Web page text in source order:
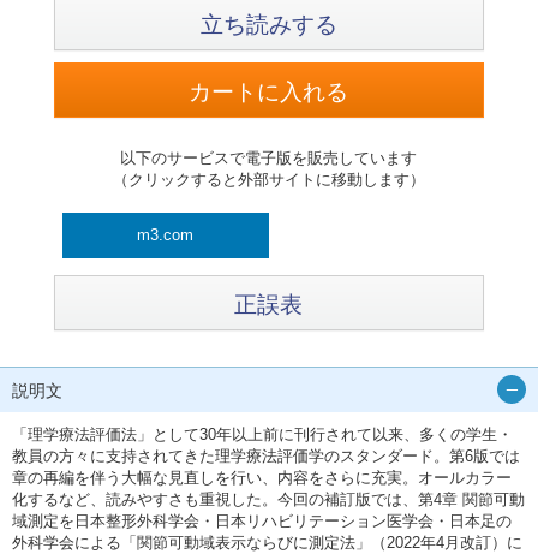
立ち読みする
以下のサービスで電子版を販売しています
（クリックすると外部サイトに移動します）
m3.com
正誤表
説明文
「理学療法評価法」として30年以上前に刊行されて以来、多くの学生・
教員の方々に支持されてきた理学療法評価学のスタンダード。第6版では
章の再編を伴う大幅な見直しを行い、内容をさらに充実。オールカラー
化するなど、読みやすさも重視した。今回の補訂版では、第4章 関節可動
域測定を日本整形外科学会・日本リハビリテーション医学会・日本足の
外科学会による「関節可動域表示ならびに測定法」（2022年4月改訂）に